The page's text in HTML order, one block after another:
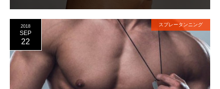
2018
SEP
22
スプレータンニング